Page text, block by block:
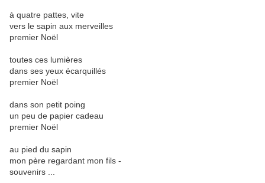
à quatre pattes, vite
vers le sapin aux merveilles
premier Noël
toutes ces lumières
dans ses yeux écarquillés
premier Noël
dans son petit poing
un peu de papier cadeau
premier Noël
au pied du sapin
mon père regardant mon fils -
souvenirs ...